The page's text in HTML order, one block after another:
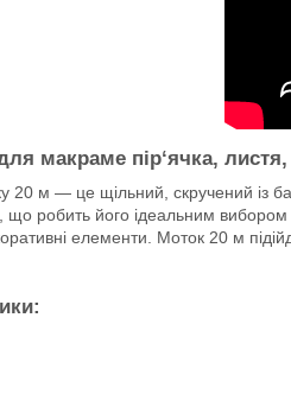
макраме пір‘ячка,
20 м — це щільний, скручений із
що робить його ідеальним
елементи. Моток 20 м